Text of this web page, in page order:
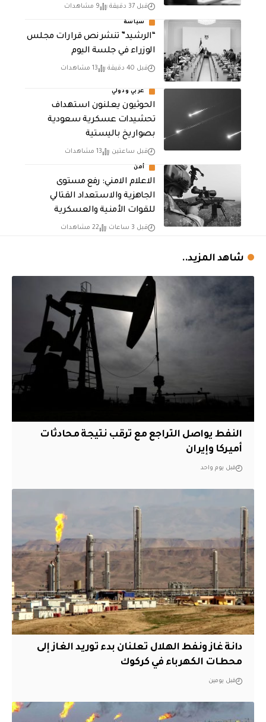
قبل 37 دقيقة 9 مشاهدات
سياسة
“الرشيد” تنشر نص قرارات مجلس
الوزراء في جلسة اليوم
قبل 40 دقيقة 13 مشاهدات
عربي ودولي
الحوثيون يعلنون استهداف
تحشيدات عسكرية سعودية
بصواريخ باليستية
قبل ساعتين 13 مشاهدات
أمن
الاعلام الامني: رفع مستوى
الجاهزية والاستعداد القتالي
للقوات الأمنية والعسكرية
قبل 3 ساعات 22 مشاهدات
شاهد المزيد..
النفط يواصل التراجع مع ترقب نتيجة محادثات
أميركا وإيران
قبل يوم واحد
دانة غاز ونفط الهلال تعلنان بدء توريد الغاز إلى
محطات الكهرباء في كركوك
قبل يومين